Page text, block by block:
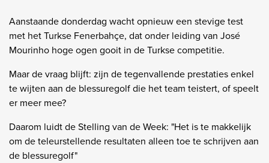
Aanstaande donderdag wacht opnieuw een stevige test
met het Turkse Fenerbahçe, dat onder leiding van José
Mourinho hoge ogen gooit in de Turkse competitie.
Maar de vraag blijft: zijn de tegenvallende prestaties enkel
te wijten aan de blessuregolf die het team teistert, of speelt
er meer mee?
Daarom luidt de Stelling van de Week: "Het is te makkelijk
om de teleurstellende resultaten alleen toe te schrijven aan
de blessuregolf"